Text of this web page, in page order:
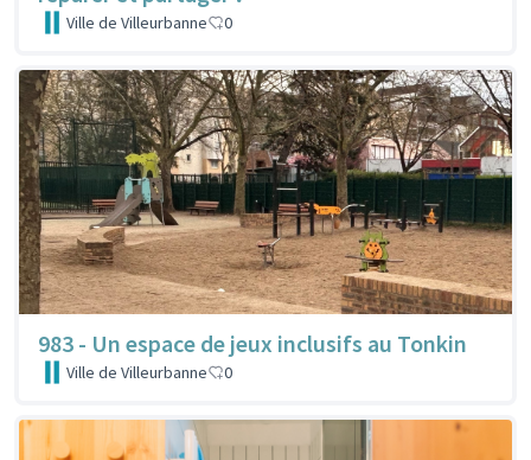
Ville de Villeurbanne 0
983 - Un espace de jeux inclusifs au Tonkin
Ville de Villeurbanne 0